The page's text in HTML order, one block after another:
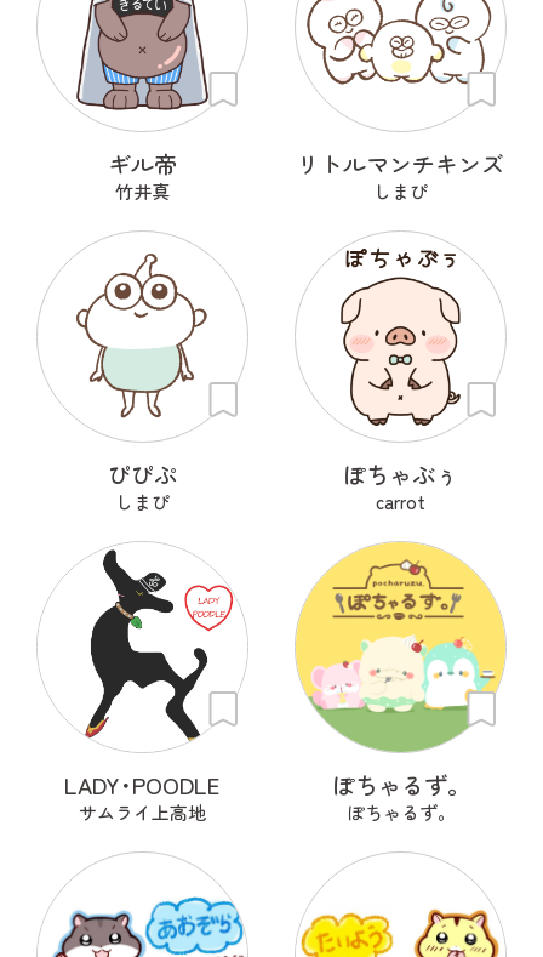
ギル帝
竹井真
リトルマンチキンズ
しまぴ
ぴぴぷ
しまぴ
ぽちゃぶぅ
carrot
LADY･POODLE
サムライ上高地
ぽちゃるず。
ぽちゃるず。